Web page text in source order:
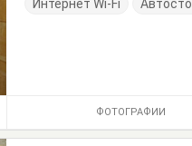
Интернет Wi-Fi
ФОТОГРАФИИ